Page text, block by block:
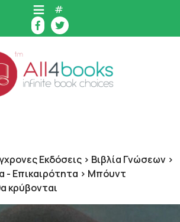
#
Εκδόσεις > Βιβλία Γνώσεων >
- Επικαιρότητα > Μπόυντ
κρύβονται